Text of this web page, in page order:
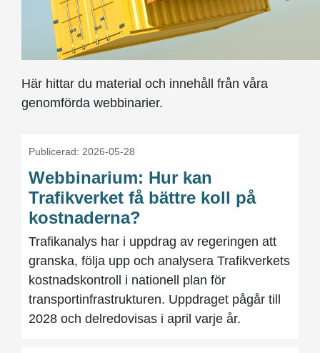
Här hittar du material och innehåll från våra
genomförda webbinarier.
Publicerad: 2026-05-28
Webbinarium: Hur kan
Trafikverket få bättre koll på
kostnaderna?
Trafikanalys har i uppdrag av regeringen att
granska, följa upp och analysera Trafikverkets
kostnadskontroll i nationell plan för
transportinfrastrukturen. Uppdraget pågår till
2028 och delredovisas i april varje år.